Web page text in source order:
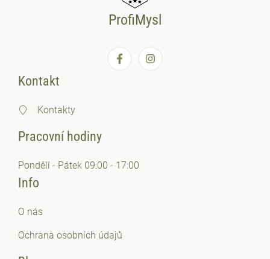
ProfiMysl
Kontakt
Kontakty
Pracovní hodiny
Pondělí - Pátek 09:00 - 17:00
Info
O nás
Ochrana osobních údajů